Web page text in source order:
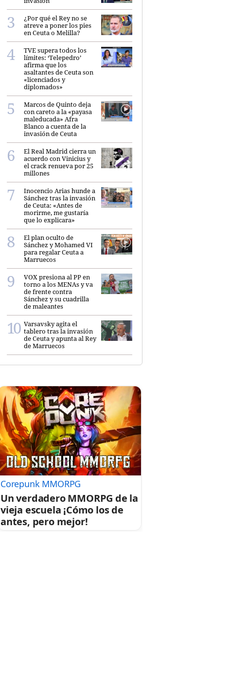
¿Por qué el Rey no se
atreve a poner los pies
en Ceuta o Melilla?
TVE supera todos los
límites: ‘Telepedro’
afirma que los
asaltantes de Ceuta son
«licenciados y
diplomados»
Marcos de Quinto deja
con careto a la «payasa
maleducada» Afra
Blanco a cuenta de la
invasión de Ceuta
El Real Madrid cierra un
acuerdo con Vinicius y
el crack renueva por 25
millones
Inocencio Arias hunde a
Sánchez tras la invasión
de Ceuta: «Antes de
morirme, me gustaría
que lo explicara»
El plan oculto de
Sánchez y Mohamed VI
para regalar Ceuta a
Marruecos
VOX presiona al PP en
torno a los MENAs y va
de frente contra
Sánchez y su cuadrilla
de maleantes
Varsavsky agita el
tablero tras la invasión
de Ceuta y apunta al Rey
de Marruecos
Corepunk MMORPG
Un verdadero MMORPG de la
vieja escuela ¡Cómo los de
antes, pero mejor!